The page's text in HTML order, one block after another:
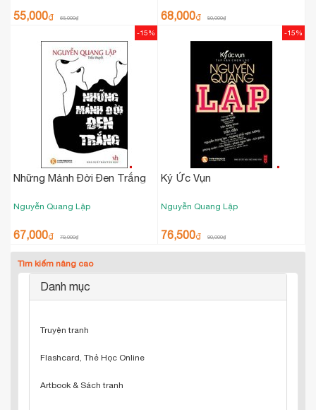
55,000₫ 65,000₫ 68,000₫ 80,000₫
Những Mảnh Đời Đen Trắng
Nguyễn Quang Lập
67,000₫ 79,000₫
-15%
Ký Ức Vụn
Nguyễn Quang Lập
76,500₫ 90,000₫
-15%
Tìm kiếm nâng cao
Danh mục
Truyện tranh
Flashcard, Thẻ Học Online
Artbook & Sách tranh